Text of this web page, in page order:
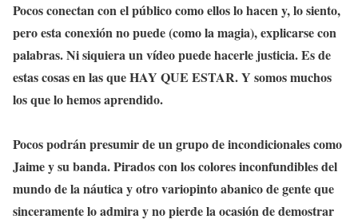
Pocos conectan con el público como ellos lo hacen y, lo siento,
pero esta conexión no puede (como la magia), explicarse con
palabras. Ni siquiera un vídeo puede hacerle justicia. Es de
estas cosas en las que HAY QUE ESTAR. Y somos muchos
los que lo hemos aprendido.
Pocos podrán presumir de un grupo de incondicionales como
Jaime y su banda. Pirados con los colores inconfundibles del
mundo de la náutica y otro variopinto abanico de gente que
sinceramente lo admira y no pierde la ocasión de demostrar